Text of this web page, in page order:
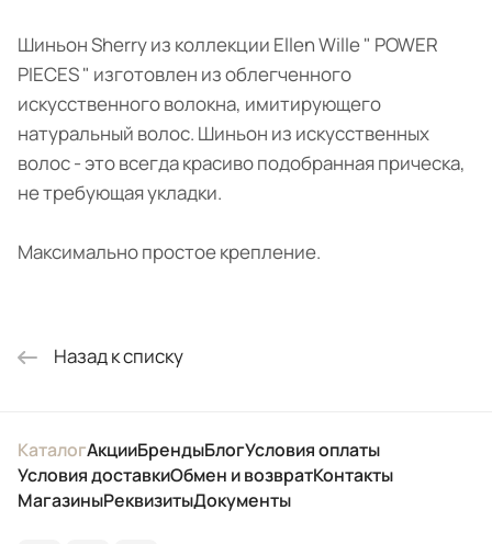
Шиньон Sherry из коллекции Ellen Wille " POWER
PIECES " изготовлен из облегченного
искусственного волокна, имитирующего
натуральный волос. Шиньон из искусственных
волос - это всегда красиво подобранная прическа,
не требующая укладки.
Максимально простое крепление.
Назад к списку
КаталогАкцииБрендыБлогУсловия оплаты
Условия доставкиОбмен и возвратКонтакты
МагазиныРеквизитыДокументы